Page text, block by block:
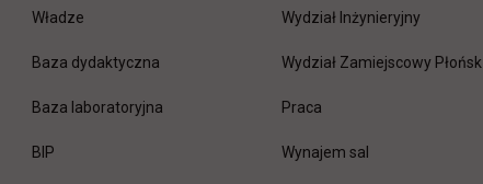
Władze
Baza dydaktyczna
Baza laboratoryjna
BIP
Wydział Inżynieryjny
Wydział Zamiejscowy Płońsk
Pracalink otwiera się w nowej
Wynajem sal